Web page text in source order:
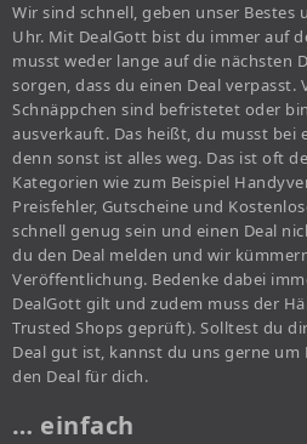
Wir sind schnell, geben unser Bestes
Uhr. Mit DealGott bist du immer auf
musst weder lange auf die nächsten
sorgen, dass du einen Deal
Schnäppchen sind befristetet oder
ausverkauft. Das heißt, du musst bei
denn sonst ist alles weg. Das ist oft
Kategorien wie zum Beispiel
Preisfehler, Gutscheine und
schnell genug sein und einen Deal
du den Deal melden und wir
Veröffentlichung. Bedenke dabei
DealGott gilt und zudem muss der
Trusted Shops geprüft). Solltest du
Deal gut ist, kannst du uns gerne
den Deal für dich.
… einfach